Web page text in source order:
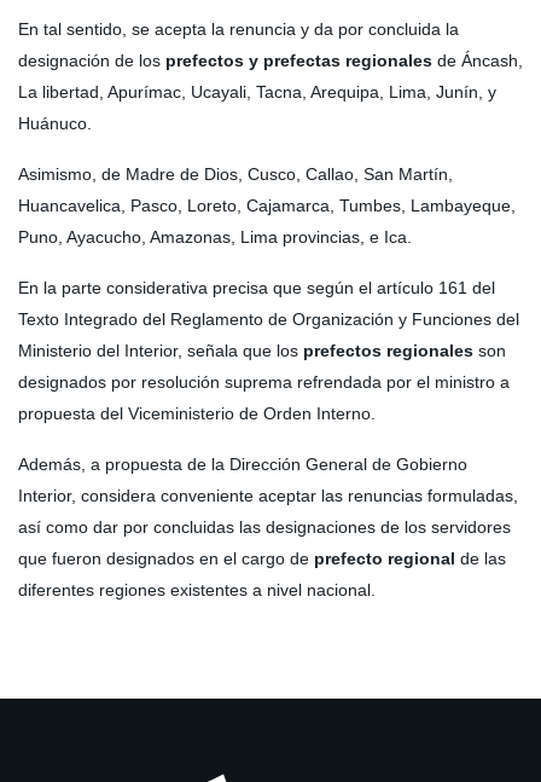
En tal sentido, se acepta la renuncia y da por concluida la
designación de los prefectos y prefectas regionales de Áncash,
La libertad, Apurímac, Ucayali, Tacna, Arequipa, Lima, Junín, y
Huánuco.
Asimismo, de Madre de Dios, Cusco, Callao, San Martín,
Huancavelica, Pasco, Loreto, Cajamarca, Tumbes, Lambayeque,
Puno, Ayacucho, Amazonas, Lima provincias, e Ica.
En la parte considerativa precisa que según el artículo 161 del
Texto Integrado del Reglamento de Organización y Funciones del
Ministerio del Interior, señala que los prefectos regionales son
designados por resolución suprema refrendada por el ministro a
propuesta del Viceministerio de Orden Interno.
Además, a propuesta de la Dirección General de Gobierno
Interior, considera conveniente aceptar las renuncias formuladas,
así como dar por concluidas las designaciones de los servidores
que fueron designados en el cargo de prefecto regional de las
diferentes regiones existentes a nivel nacional.